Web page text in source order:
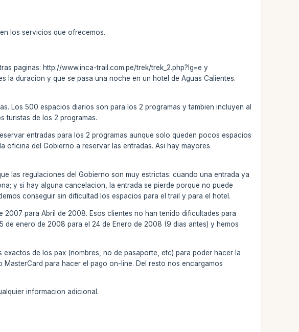
los servicios que ofrecemos.
paginas: http://www.inca-trail.com.pe/trek/trek_2.php?lg=e y
la duracion y que se pasa una noche en un hotel de Aguas Calientes.
Los 500 espacios diarios son para los 2 programas y tambien incluyen al
turistas de los 2 programas.
entradas para los 2 programas aunque solo queden pocos espacios
oficina del Gobierno a reservar las entradas. Asi hay mayores
las regulaciones del Gobierno son muy estrictas: cuando una entrada ya
y si hay alguna cancelacion, la entrada se pierde porque no puede
conseguir sin dificultad los espacios para el trail y para el hotel.
para Abril de 2008. Esos clientes no han tenido dificultades para
de enero de 2008 para el 24 de Enero de 2008 (9 dias antes) y hemos
de los pax (nombres, no de pasaporte, etc) para poder hacer la
para hacer el pago on-line. Del resto nos encargamos
informacion adicional.